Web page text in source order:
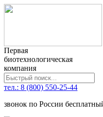
Первая
биотехнологическая
компания
тел.: 8 (800) 550-25-44
звонок по России